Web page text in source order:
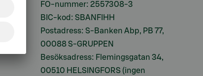
FO-nummer: 2557308-3
BIC-kod: SBANFIHH
Postadress: S-Banken Abp, PB 77,
00088 S-GRUPPEN
Besöksadress: Flemingsgatan 34,
00510 HELSINGFORS (ingen